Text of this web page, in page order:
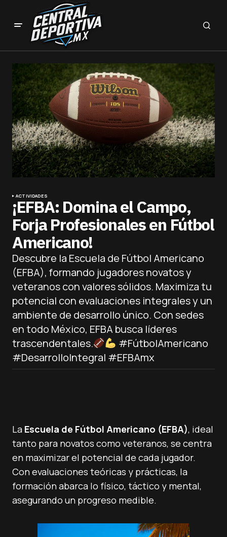
ACTIVIDADES
¡EFBA: Domina el Campo,
Forja Profesionales en Fútbol
Americano!
Descubre la Escuela de Fútbol Americano
(EFBA), formando jugadores novatos y
veteranos con valores sólidos. Maximiza tu
potencial con evaluaciones integrales y un
ambiente de desarrollo único. Con sedes
en todo México, EFBA busca líderes
trascendentales.
#FútbolAmericano
#DesarrolloIntegral #EFBAmx
La Escuela de Fútbol Americano (EFBA), ideal
tanto para novatos como veteranos, se centra
en maximizar el potencial de cada jugador.
Con evaluaciones teóricas y prácticas, la
formación abarca lo físico, táctico y mental,
asegurando un progreso medible.